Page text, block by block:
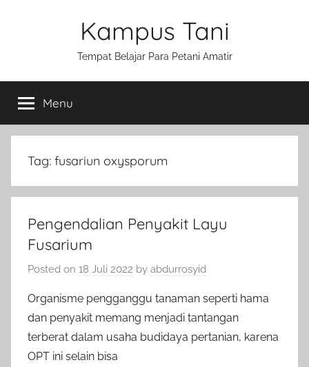
Kampus Tani
Tempat Belajar Para Petani Amatir
Menu
Tag: fusariun oxysporum
Pengendalian Penyakit Layu
Fusarium
Posted on 18 Juli 2022 by abdurrosyid
Organisme pengganggu tanaman seperti hama
dan penyakit memang menjadi tantangan
terberat dalam usaha budidaya pertanian, karena
OPT ini selain bisa